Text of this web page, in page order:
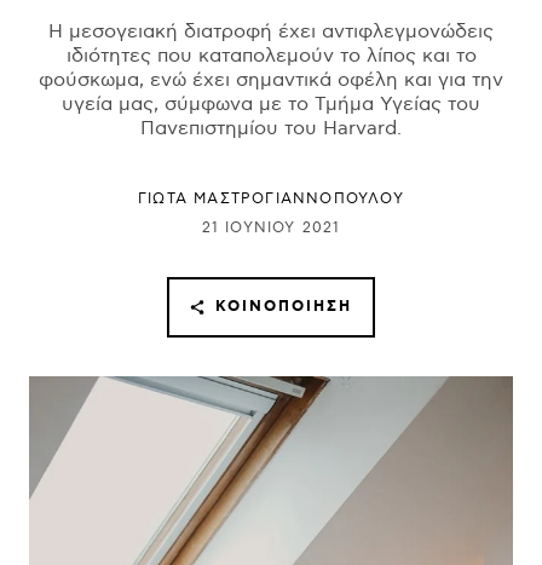
Η μεσογειακή διατροφή έχει αντιφλεγμονώδεις
ιδιότητες που καταπολεμούν το λίπος και το
φούσκωμα, ενώ έχει σημαντικά οφέλη και για την
υγεία μας, σύμφωνα με το Τμήμα Υγείας του
Πανεπιστημίου του Harvard.
ΓΙΩΤΑ ΜΑΣΤΡΟΓΙΑΝΝΟΠΟΥΛΟΥ
21 ΙΟΥΝΊΟΥ 2021
ΚΟΙΝΟΠΟΊΗΣΗ